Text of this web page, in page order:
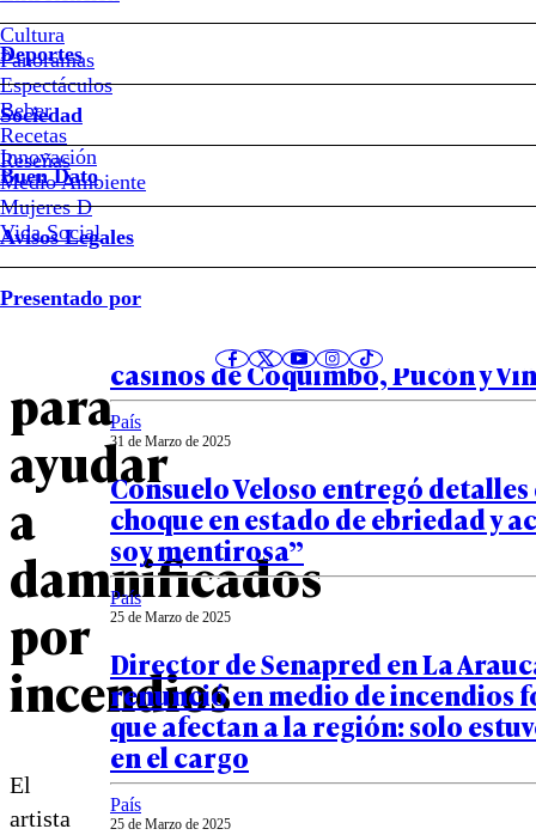
Cultura
Panoramas
Espectáculos
Beber
Recetas
Reseñas
Deportes
Sociedad
Innovación
Medio Ambiente
Mujeres D
Vida Social
Buen Dato
Avisos Legales
Presentado por
Pailita
viajó
a
Viña
del
para
ayudar
a
damnificados
por
incendios
El
artista
Notas relacionadas
03 de Abril de 2025
Enjoy solicitó la renuncia a sus
casinos de Coquimbo, Pucón y
País
31 de Marzo de 2025
Consuelo Veloso entregó detalles
choque en estado de ebriedad y
soy mentirosa”
País
25 de Marzo de 2025
Director de Senapred en La
renunció en medio de incendios
que afectan a la región: solo
en el cargo
País
25 de Marzo de 2025